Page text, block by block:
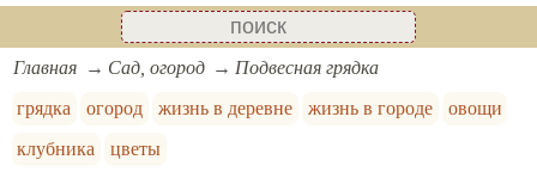
Главная Сад, огород
Подвесная грядка
грядка
огород жизнь в деревне жизнь в городе
овощи
клубника
цветы